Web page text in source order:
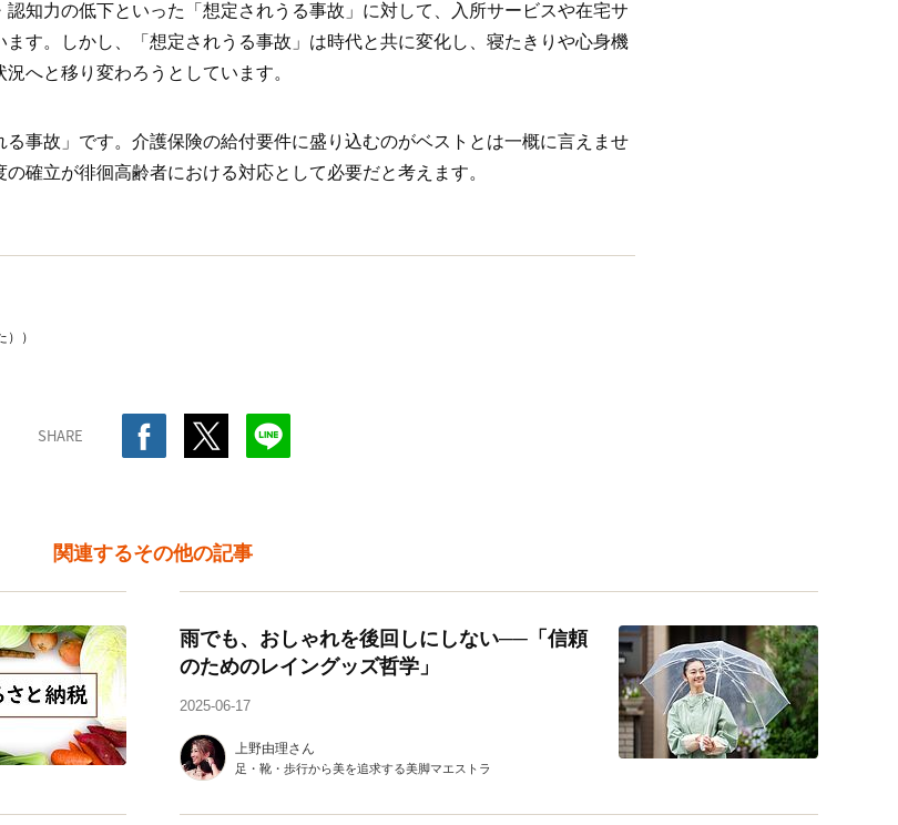
知力の低下といった「想定されうる事故」に対して、入所サービスや在宅サ
す。しかし、「想定されうる事故」は時代と共に変化し、寝たきりや心身機
へと移り変わろうとしています。
事故」です。介護保険の給付要件に盛り込むのがベストとは一概に言えませ
確立が徘徊高齢者における対応として必要だと考えます。
）
SHARE
関連するその他の記事
雨でも、おしゃれを後回しにしない──「信頼
のためのレイングッズ哲学」
2025-06-17
上野由理さん
足・靴・歩行から美を追求する美脚マエストラ